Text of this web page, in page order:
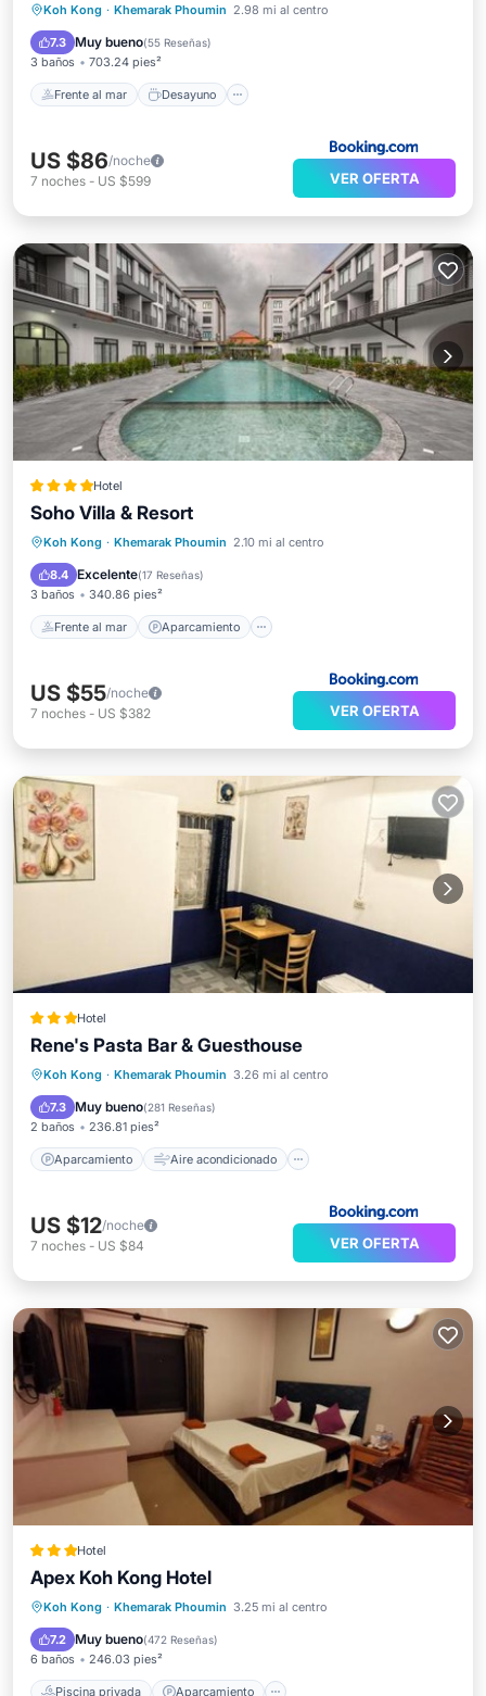
Koh Kong · Khemarak Phoumin 2.98 mi al centro
7.3 Muy bueno(55 Reseñas)
3 baños 703.24 pies²
Frente al mar Desayuno
Frente al mar
Desayuno
Aparcamiento
US $86/noche
7 noches - US $599 VER OFERTA
Hotel
Soho Villa & Resort
Koh Kong · Khemarak Phoumin 2.10 mi al centro
8.4 Excelente(17 Reseñas)
3 baños 340.86 pies²
Frente al mar Aparcamiento
Frente al mar Aparcamiento
Vista al mar
US $55/noche
7 noches - US $382 VER OFERTA
Hotel
Rene's Pasta Bar & Guesthouse
Koh Kong · Khemarak Phoumin 3.26 mi al centro
7.3 Muy bueno(281 Reseñas)
2 baños 236.81 pies²
Aparcamiento Aire acondicionado
Aparcamiento
Aire acondicionado
Internet
Se admiten mascotas
US $12/noche
7 noches - US $84 VER OFERTA
Hotel
Apex Koh Kong Hotel
Koh Kong · Khemarak Phoumin 3.25 mi al centro
7.2 Muy bueno(472 Reseñas)
6 baños 246.03 pies²
Piscina privada Aparcamiento
Piscina privada
Aparcamiento
Piscina
Balcón/Terraza